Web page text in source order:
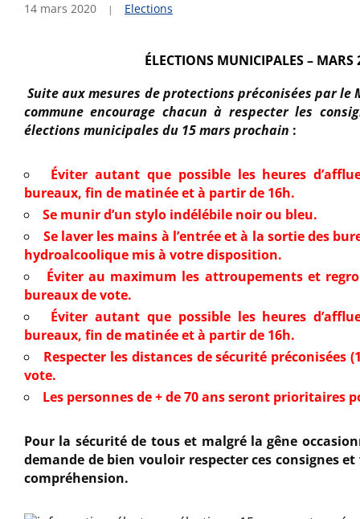
14 mars 2020 Elections
ÉLECTIONS MUNICIPALES – MARS
Suite aux mesures de protections préconisées par
commune encourage chacun à respecter les
élections municipales du 15 mars prochain :
Éviter autant que possible les heures
bureaux, fin de matinée et à partir de 16h.
Se munir d’un stylo indélébile noir ou bleu.
Se laver les mains à l’entrée et à la sortie des
hydroalcoolique mis à votre disposition.
Éviter au maximum les attroupements et
bureaux de vote.
Éviter autant que possible les heures
bureaux, fin de matinée et à partir de 16h.
Respecter les distances de sécurité préconisées
vote.
Les personnes de + de 70 ans seront prioritaires
Pour la sécurité de tous et malgré la gêne
demande de bien vouloir respecter ces consigneset
compréhension.